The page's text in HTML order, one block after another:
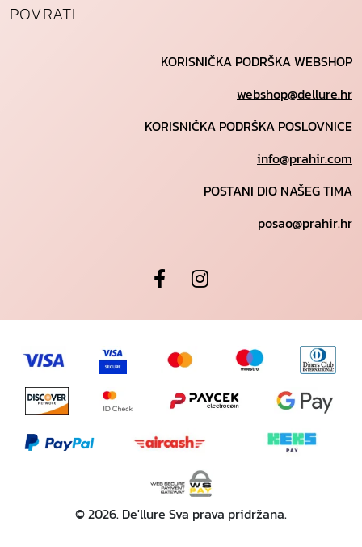
POVRATI
KORISNIČKA PODRŠKA WEBSHOP
webshop@dellure.hr
KORISNIČKA PODRŠKA POSLOVNICE
info@prahir.com
POSTANI DIO NAŠEG TIMA
posao@prahir.hr
© 2026. De'llure Sva prava pridržana.